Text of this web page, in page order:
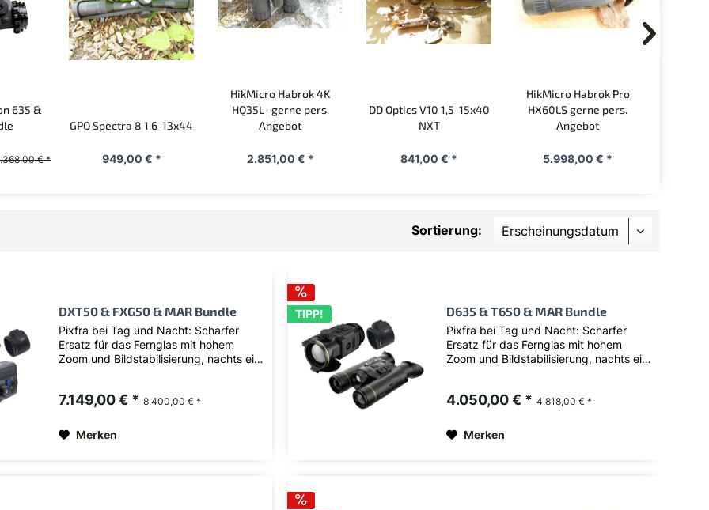
635 &
€ *
GPO Spectra 8 1,6-13x44
949,00 € *
HikMicro Habrok 4K
HQ35L -gerne pers.
Angebot
2.851,00 € *
DD Optics V10 1,5-15x40
NXT
841,00 € *
HikMicro Habrok Pro
HX60LS gerne pers.
Angebot
5.998,00 € *
Sortierung:
DXT50 & FXG50 & MAR Bundle
Pixfra bei Tag und Nacht: Scharfer
Ersatz für das Fernglas mit hohem
Zoom und Bildstabilisierung, nachts ein
Ansprechen. In Kombination liefert das
7.149,00 € * 8.400,00 € *
Merken
TIPP! D635 & T650 & MAR Bundle
Pixfra bei Tag und Nacht: Scharfer
Ersatz für das Fernglas mit hohem
Zoom und Bildstabilisierung, nachts ein
Ansprechen. In Kombination liefert das
4.050,00 € * 4.818,00 € *
Merken